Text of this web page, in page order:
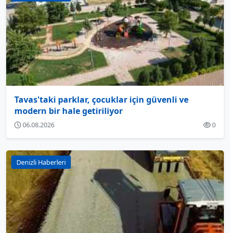
Tavas'taki parklar, çocuklar için güvenli ve
modern bir hale getiriliyor
06.08.2026 0
Denizli Haberleri